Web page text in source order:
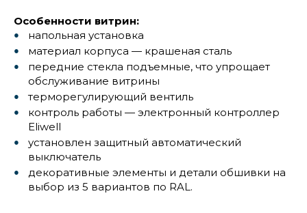
Особенности витрин:
напольная установка
материал корпуса — крашеная сталь
передние стекла подъемные, что упрощает
обслуживание витрины
терморегулирующий вентиль
контроль работы — электронный контроллер
Eliwell
установлен защитный автоматический
выключатель
декоративные элементы и детали обшивки на
выбор из 5 вариантов по RAL.